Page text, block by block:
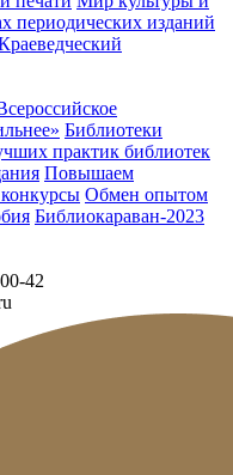
периодических изданий
Библиотеки
практик библиотек
Повышаем
Обмен опытом
Библиокараван-2023
42